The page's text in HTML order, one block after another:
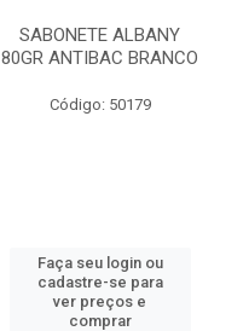
SABONETE ALBANY
80GR ANTIBAC BRANCO
Código: 50179
Faça seu login ou
cadastre-se para
ver preços e
comprar